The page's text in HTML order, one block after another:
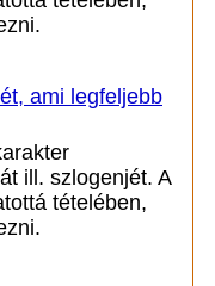
ami legfeljebb
ill. szlogenjét. A
tételében,